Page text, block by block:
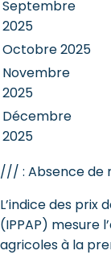
Septembre
2025
Octobre 2025
Novembre
2025
Décembre
2025
/// : Absence de
L’indice des prix
(IPPAP) mesure
agricoles à la